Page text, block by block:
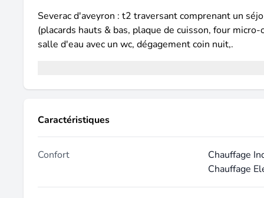
Severac d'aveyron : t2 traversant comprenant un
(placards hauts & bas, plaque de cuisson, four
salle d'eau avec un wc, dégagement coin nuit,.
Caractéristiques
Confort
Chauffage
Chauffage